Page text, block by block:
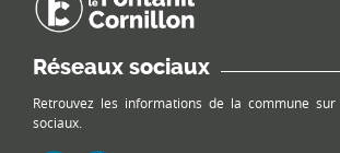
Réseaux sociaux
Retrouvez les informations de la commune
sociaux.